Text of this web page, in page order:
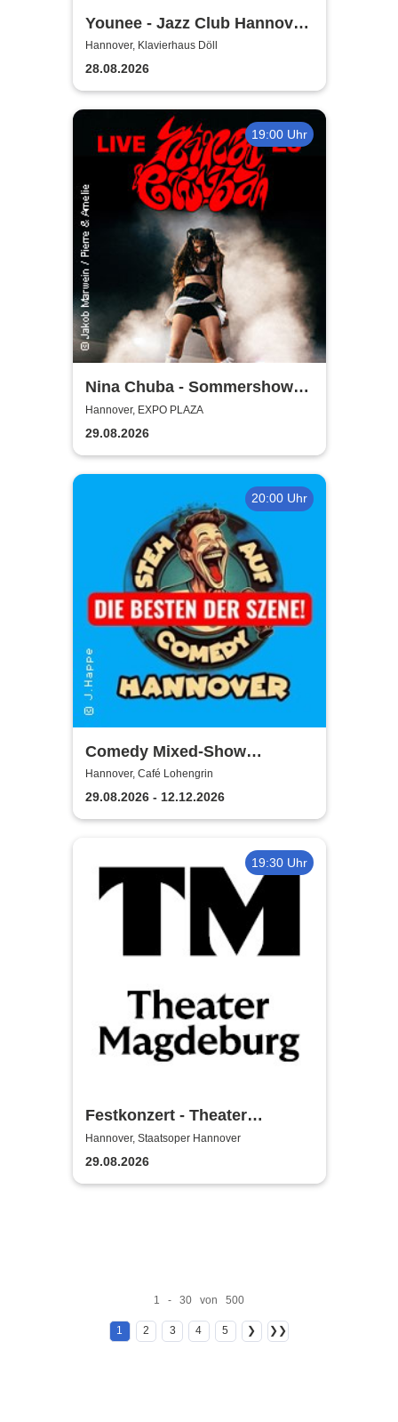
Younee - Jazz Club Hannover
Steinway-Artist
Hannover, Klavierhaus Döll
28.08.2026
19:00 Uhr
Nina Chuba - Sommershows
2026
Hannover, EXPO PLAZA
29.08.2026
20:00 Uhr
Comedy Mixed-Show
Hannover / STEH AUF
COMEDY
Hannover, Café Lohengrin
29.08.2026 - 12.12.2026
19:30 Uhr
Festkonzert - Theater
Magdeburg
Hannover, Staatsoper Hannover
29.08.2026
1 - 30 von 500
1 2 3 4 5 ❯ ❯❯